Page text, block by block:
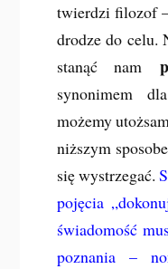
twierdzi filozof
drodze do celu.
stanąć nam
synonimem
możemy
niższym
się wystrzegać.
pojęcia
świadomość
poznania –